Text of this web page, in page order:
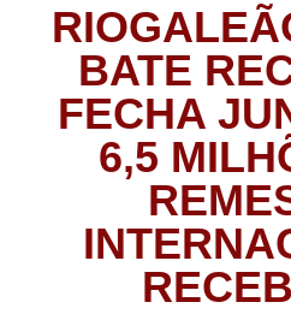
BATE
FECHA
6,5